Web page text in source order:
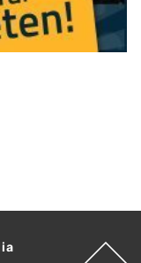
up
verprügelt